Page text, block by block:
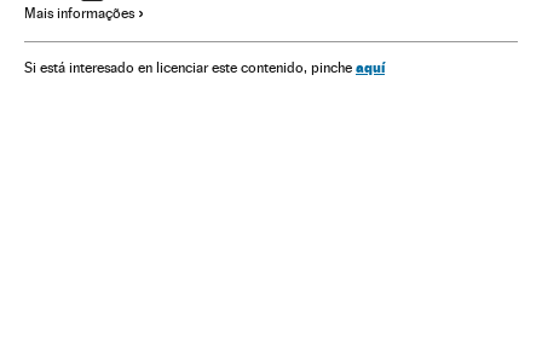
Indústria Cinematográfica
Mais informações
Si está interesado en licenciar este contenido, pinche aquí